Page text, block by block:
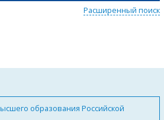
Расширенный поиск
образования Российской